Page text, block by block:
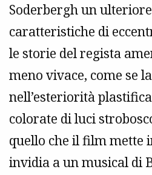
Soderbergh un
caratteristiche di
le storie del regista
meno vivace, come se
nell’esteriorità
colorate di luci
quello che il film mette
invidia a un musical di